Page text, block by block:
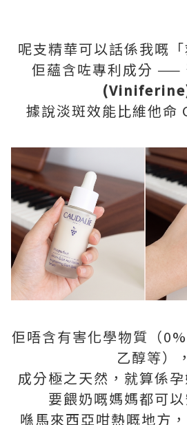
呢支精華可以話係我嘅「
佢蘊含咗專利成分 ——
據說淡斑效能比維他命
佢唔含有害化學物質（
乙醇等），
成分極之天然，就算係
要餵奶嘅媽媽都可以
喺馬來西亞咁熱嘅地方